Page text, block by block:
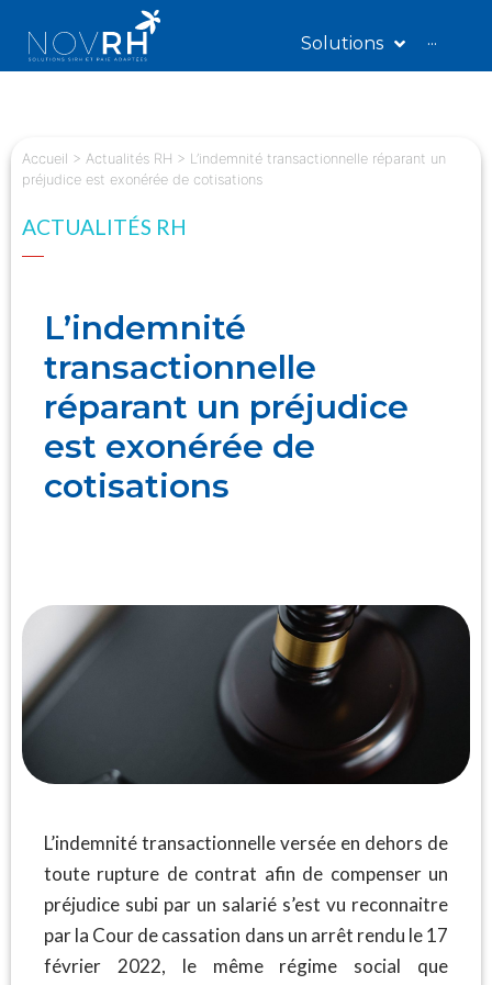
Solutions ···
Accueil > Actualités RH > L’indemnité transactionnelle réparant un
préjudice est exonérée de cotisations
ACTUALITÉS RH
L’indemnité
transactionnelle
réparant un préjudice
est exonérée de
cotisations
L’indemnité transactionnelle versée en dehors de
toute rupture de contrat afin de compenser un
préjudice subi par un salarié s’est vu reconnaitre
par la Cour de cassation dans un arrêt rendu le 17
février 2022, le même régime social que